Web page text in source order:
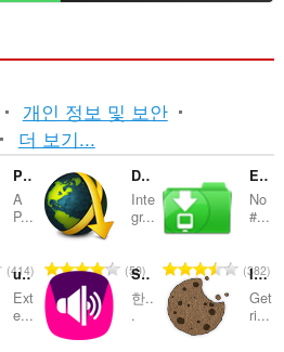
개인 정보 및 보안
분
류
및
주
더 보기...
Pacman
A
P...
총
등
급
414
Download with JDownloader
Inte
gr...
총
등
급
50
Easy Youtube Video Downloader For Opera
No
#...
총
등
급
382
uTorrent easy client
Ext
e...
Sound Booster - Ultra Loud
한..
.
I don't care about cookies
Get
ri...